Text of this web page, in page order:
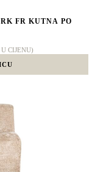
FR KUTNA PO
CIJENU)